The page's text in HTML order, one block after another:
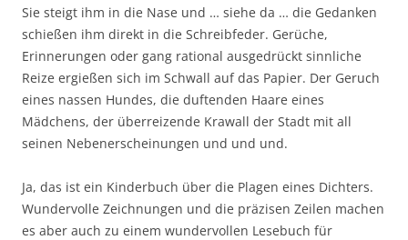
Sie steigt ihm in die Nase und … siehe da … die Gedanken
schießen ihm direkt in die Schreibfeder. Gerüche,
Erinnerungen oder gang rational ausgedrückt sinnliche
Reize ergießen sich im Schwall auf das Papier. Der Geruch
eines nassen Hundes, die duftenden Haare eines
Mädchens, der überreizende Krawall der Stadt mit all
seinen Nebenerscheinungen und und und.
Ja, das ist ein Kinderbuch über die Plagen eines Dichters.
Wundervolle Zeichnungen und die präzisen Zeilen machen
es aber auch zu einem wundervollen Lesebuch für